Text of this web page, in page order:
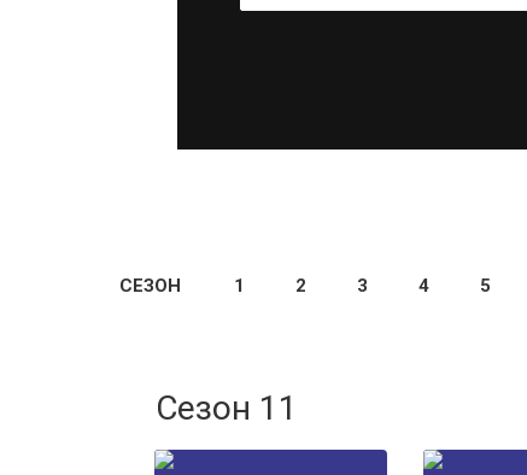
СЕЗОН 1 2 3 4 5
Сезон 11